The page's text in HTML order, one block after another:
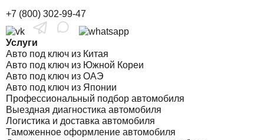
+7 (800) 302-99-47
Услуги
Авто под ключ из Китая
Авто под ключ из Южной Кореи
Авто под ключ из ОАЭ
Авто под ключ из Японии
Профессиональный подбор автомобиля
Выездная диагностика автомобиля
Логистика и доставка автомобиля
Таможенное оформление автомобиля